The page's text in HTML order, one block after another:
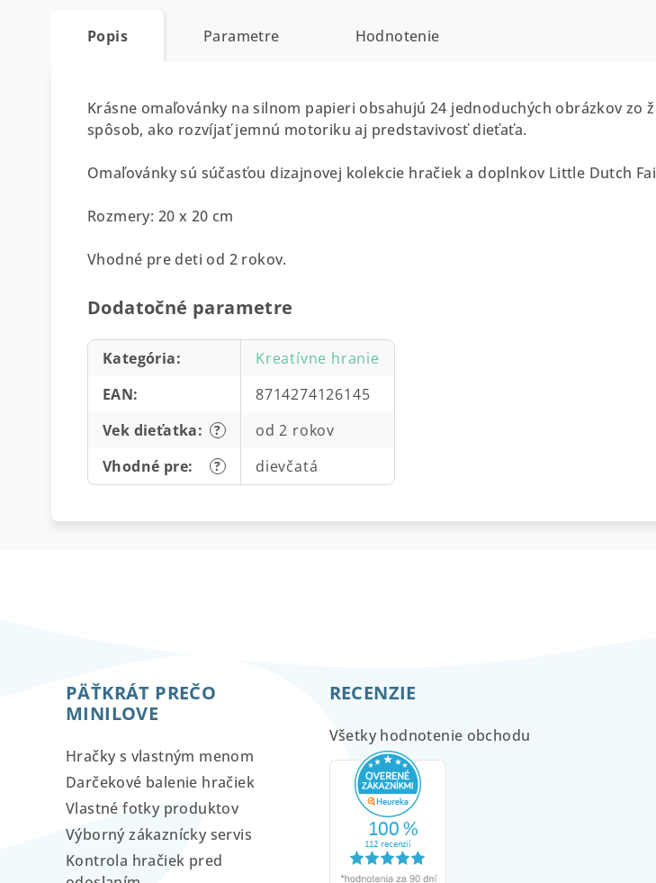
Popis Parametre Hodnotenie
Krásne omaľovánky na silnom papieri obsahujú 24 jednoduchých obrázkov zo
spôsob, ako rozvíjať jemnú motoriku aj predstavivosť dieťaťa.
Omaľovánky sú súčasťou dizajnovej kolekcie hračiek a doplnkov Little Dutch
Rozmery: 20 x 20 cm
Vhodné pre deti od 2 rokov.
Dodatočné parametre
Kategória:
Kreatívne hranie
EAN: 8714274126145
?
Vek dieťatka: od 2 rokov
?
Vhodné pre: dievčatá
PÄŤKRÁT PREČO
MINILOVE
Hračky s vlastným menom
Darčekové balenie hračiek
Vlastné fotky produktov
Výborný zákaznícky servis
Kontrola hračiek pred
RECENZIE
Všetky hodnotenie obchodu